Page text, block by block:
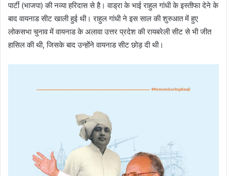
पार्टी (भाजपा) की नव्या हरिदास से है। वाड्रा के भाई राहुल गांधी के इस्तीफा देने के
बाद वायनाड सीट खाली हुई थी। राहुल गांधी ने इस साल की शुरुआत में हुए
लोकसभा चुनाव में वायनाड के अलावा उत्तर प्रदेश की रायबरेली सीट से भी जीत
हासिल की थी, जिसके बाद उन्होंने वायनाड सीट छोड़ दी थी।